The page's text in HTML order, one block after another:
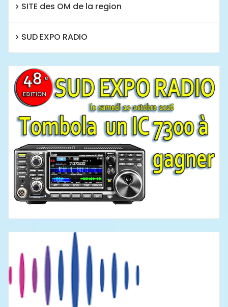
SITE des OM de la region
SUD EXPO RADIO